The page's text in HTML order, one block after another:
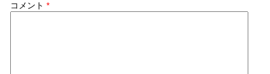
コメント *